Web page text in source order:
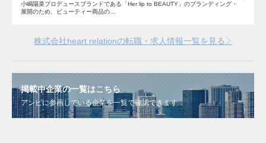
小嶋陽菜プロデュースブランドである「Her lip to BEAUTY」のブランディング・
展開のため、ビューティー商品の…
株式会社heart relationの転職・求人情報一覧を見る
掲載中企業の一覧はこちら
アンビに参画している企業を一覧で確認できます